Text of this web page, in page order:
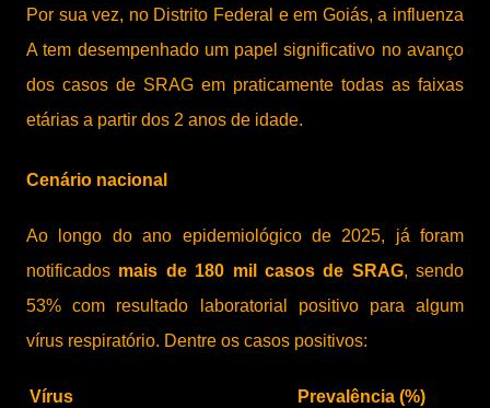
Por sua vez, no Distrito Federal e em Goiás, a influenza
A tem desempenhado um papel significativo no avanço
dos casos de SRAG em praticamente todas as faixas
etárias a partir dos 2 anos de idade.
Cenário nacional
Ao longo do ano epidemiológico de 2025, já foram
notificados mais de 180 mil casos de SRAG, sendo
53% com resultado laboratorial positivo para algum
vírus respiratório. Dentre os casos positivos:
Vírus Prevalência (%)